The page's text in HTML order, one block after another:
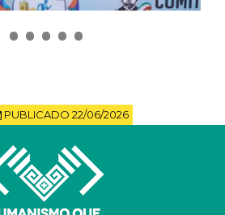
PUBLICADO 22/06/2026